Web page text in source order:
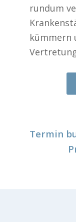
rundum
kümmern
Termin